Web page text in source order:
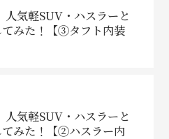
人気軽SUV・ハスラーと
みた！【③タフト内装
人気軽SUV・ハスラーと
みた！【②ハスラー内